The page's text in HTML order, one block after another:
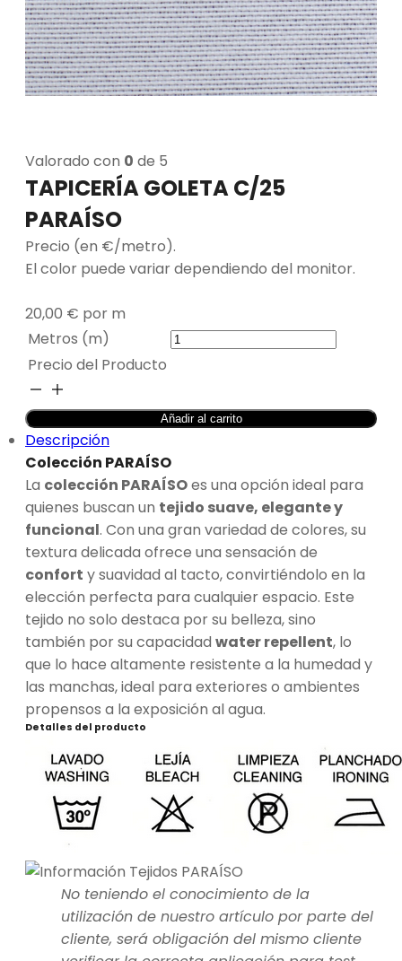
Valorado con 0 de 5
TAPICERÍA GOLETA C/25
PARAÍSO
Precio (en €/metro).
El color puede variar dependiendo del monitor.
20,00 € por m
Metros (m)
Precio del Producto
TAPICERÍA
GOLETA
C/25
PARAÍSO
cantidad
Añadir al carrito
Descripción
Colección PARAÍSO
La colección PARAÍSOes una opción ideal para
quienes buscan un tejido suave, elegante y
funcional. Con una gran variedad de colores, su
textura delicada ofrece una sensación de
confort y suavidad al tacto, convirtiéndolo en la
elección perfecta para cualquier espacio. Este
tejido no solo destaca por su belleza, sino
también por su capacidad water repellent, lo
que lo hace altamente resistente a la humedad y
las manchas, ideal para exteriores o ambientes
propensos a la exposición al agua.
Detalles del producto
No teniendo el conocimiento de la
utilización de nuestro artículo por parte del
cliente, será obligación del mismo cliente